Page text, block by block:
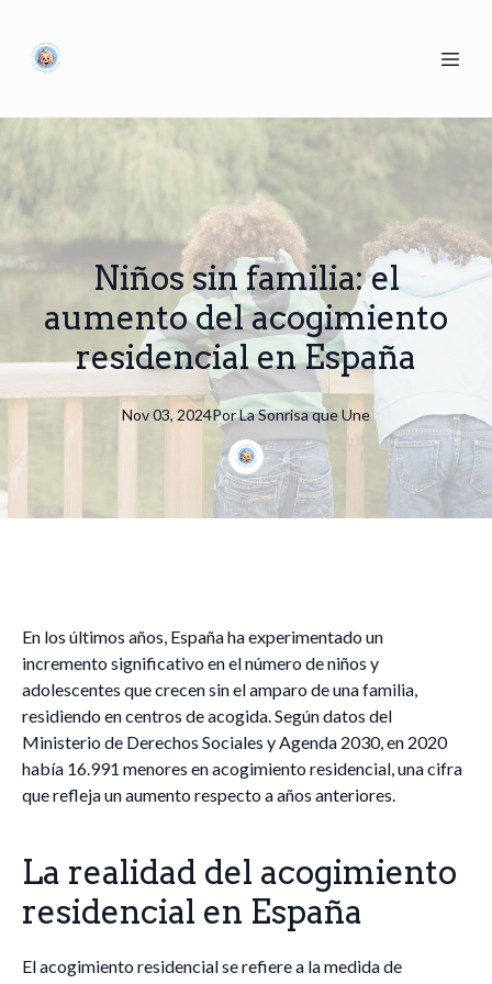
Niños sin familia: el
aumento del acogimiento
residencial en España
Nov 03, 2024PorLaSonrisa que Une
En los últimos años, España ha experimentado un
incremento significativo en el número de niños y
adolescentes que crecen sin el amparo de una familia,
residiendo en centros de acogida. Según datos del
Ministerio de Derechos Sociales y Agenda 2030, en 2020
había 16.991 menores en acogimiento residencial, una cifra
que refleja un aumento respecto a años anteriores.
La realidad del acogimiento
residencial en España
El acogimiento residencial se refiere a la medida de